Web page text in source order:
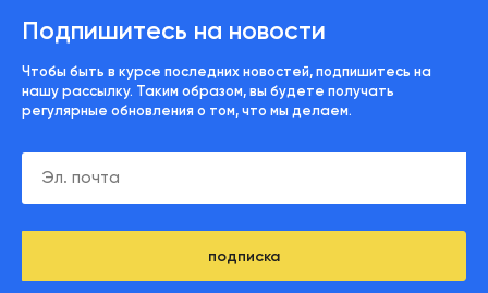
Подпишитесь на новости
Чтобы быть в курсе последних новостей, подпишитесь на
нашу рассылку. Таким образом, вы будете получать
регулярные обновления о том, что мы делаем.
подписка